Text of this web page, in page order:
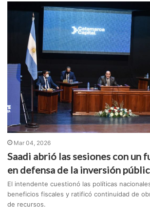
Mar 04, 2026
Saadi abrió las sesiones con un
en defensa de la inversión
El intendente cuestionó las políticas
beneficios fiscales y ratificó continuidad de
de recursos.